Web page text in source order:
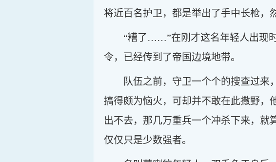
将近百名护卫，都是举出了手中长枪，
“糟了……”在刚才这名年轻人出现
令，已经传到了帝国边境地带。
队伍之前，守卫一个个的搜查过来
搞得颇为恼火，可却并不敢在此撒野，
出不去，那几万重兵一个冲杀下来，就
仅仅只是少数强者。